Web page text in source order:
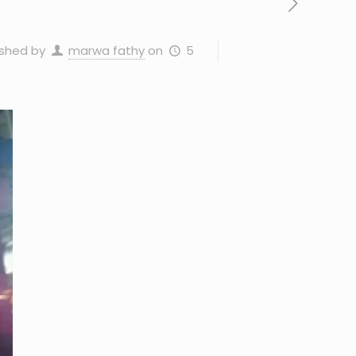
by marwa fathy on 5 سبتمبر، 2025